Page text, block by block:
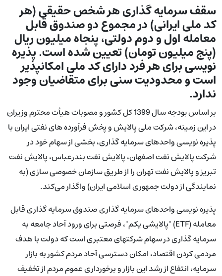
سقف سرمایه­ گذاری هر شخص حقیقی (هر
کد ملی ایرانی) در مجموع دو صندوق قابل
معامله اول و دوم دولتی، پنجاه میلیون ریال
(پنج میلیون تومان) تعیین شده است. پذیره
نویسی برای هر فرد دارای کد ملی امکان­پذیر
است و محدودیت سنی برای متقاضیان وجود
ندارد.
‌بر اساس بودجه سال 1399 کل کشور و مصوبات هیأت محترم وزیران
در این زمینه، شرکت ملی پالایش و پخش فرآورده­ های نفتی ایران با
پذیره نویسی واحد‌های سرمایه­ گذاری، بخشی از سهام خود در
شرکت پالایش نفت اصفهان، پالایش نفت بندرعباس، پالایش نفت
تبریز و پالایش نفت تهران را از طریق سازمان خصوصی سازی (به
نمایندگی از دولت جمهوری اسلامی ایران) واگذار می‌کند.
پذیره نویسی واحد‌های سرمایه­ گذاری صندوق سرمایه گذاری قابل
معامله (ETF) "پالایشی یکم"، فرصتی برای ورود آحاد جامعه به
سرمایه­ گذاری در سهام شرکت­های معتبری است که دولت با هدف
مردمی کردن اقتصاد، امکان دسترسی آحاد مردم کشور به بازار
سرمایه، انتفاع از رشد این بازار و برخورداری عموم مردم از تخفیف